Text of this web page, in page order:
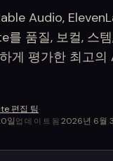
Audio,
를 품질, 보컬, 스
게 평가한 최고의
편집 팀·
일 업데이트됨 2026년 6월